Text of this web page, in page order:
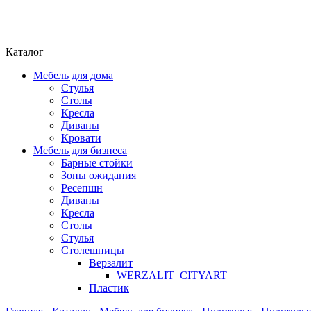
Каталог
Мебель для дома
Стулья
Столы
Кресла
Диваны
Кровати
Мебель для бизнеса
Барные стойки
Зоны ожидания
Ресепшн
Диваны
Кресла
Столы
Стулья
Столешницы
Верзалит
WERZALIT_CITYART
Пластик